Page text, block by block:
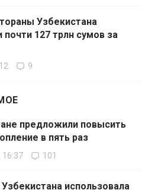
Узбекистана
почти 127 трлн сумов за
9
предложили повысить
в пять раз
16:37 101
использовала